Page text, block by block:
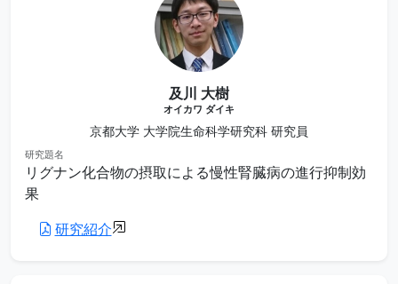
及川 大樹
オイカワ ダイキ
京都大学 大学院生命科学研究科 研究員
研究題名
リグナン化合物の摂取による慢性腎臓病の進行抑制効
果
研究紹介